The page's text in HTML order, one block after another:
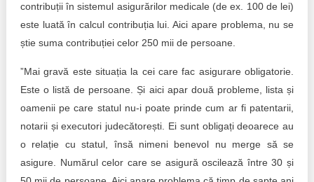
contribuții în sistemul asigurărilor medicale (de ex. 100 de lei)
este luată în calcul contribuția lui. Aici apare problema, nu se
știe suma contribuției celor 250 mii de persoane.
”Mai gravă este situația la cei care fac asigurare obligatorie.
Este o listă de persoane. Și aici apar două probleme, lista și
oamenii pe care statul nu-i poate prinde cum ar fi patentarii,
notarii și executori judecătorești. Ei sunt obligați deoarece au
o relație cu statul, însă nimeni benevol nu merge să se
asigure. Numărul celor care se asigură oscilează între 30 și